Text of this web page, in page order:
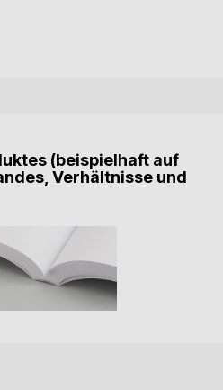
(beispielhaft auf
Verhältnisse und